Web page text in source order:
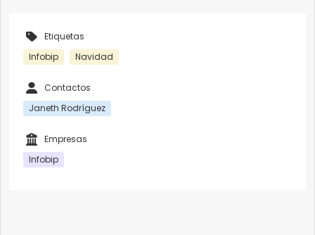
Etiquetas
Infobip
Navidad
Contactos
Janeth Rodríguez
Empresas
Infobip